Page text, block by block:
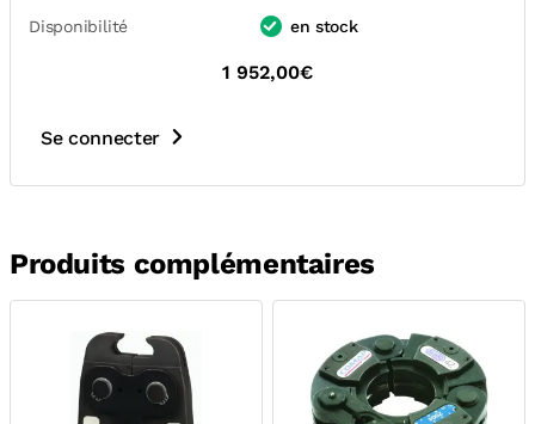
Disponibilité en stock
1 952,00€
Se connecter
Produits complémentaires